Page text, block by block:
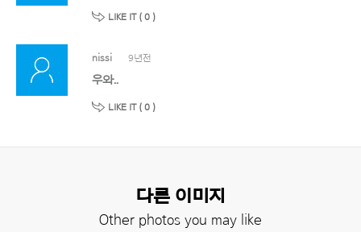
LIKE IT ( 0 )
nissi 9년전
우와..
LIKE IT ( 0 )
다른 이미지
Other photos you may like